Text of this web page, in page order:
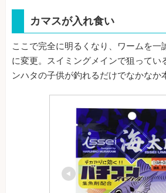
カマスが入れ食い
ここで完全に明るくなり、ワームを一
に変更。スイミングメインで狙ってい
ンハタの子供が釣れるだけでなかなか